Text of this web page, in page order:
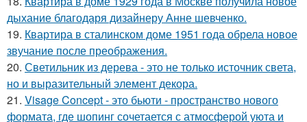
дыхание благодаря дизайнеру Анне шевченко.
19. Квартира в сталинском доме 1951 года обрела новое
звучание после преображения.
20. Светильник из дерева - это не только источник света,
но и выразительный элемент декора.
21. Visage Concept - это бьюти - пространство нового
формата, где шопинг сочетается с атмосферой уюта и